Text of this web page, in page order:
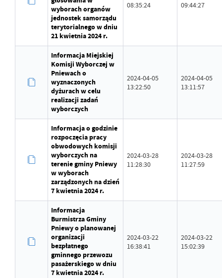
wyborach organów
jednostek samorządu
terytorialnego w dniu
21 kwietnia 2024 r.
08:35:24
09:44:27
Informacja Miejskiej
Komisji Wyborczej w
Pniewach o
wyznaczonych
dyżurach w celu
realizacji zadań
wyborczych
2024-04-05
13:22:50
2024-04-05
13:11:57
Informacja o godzinie
rozpoczęcia pracy
obwodowych komisji
wyborczych na
terenie gminy Pniewy
w wyborach
zarządzonych na dzień
7 kwietnia 2024 r.
2024-03-28
11:28:30
2024-03-28
11:27:59
Informacja
Burmistrza Gminy
Pniewy o planowanej
organizacji
bezpłatnego
gminnego przewozu
pasażerskiego w dniu
7 kwietnia 2024 r.
2024-03-22
16:38:41
2024-03-22
15:02:39